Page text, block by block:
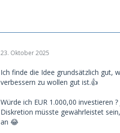
23. Oktober 2025
Ich finde die Idee grundsätzlich gut,
verbessern zu wollen gut ist.👍
Würde ich EUR 1.000,00 investieren
Diskretion müsste gewährleistet
an 😂